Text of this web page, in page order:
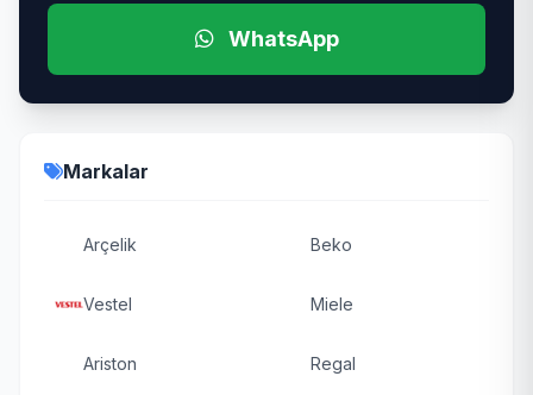
WhatsApp
Markalar
Arçelik Beko
Vestel Miele
Ariston Regal